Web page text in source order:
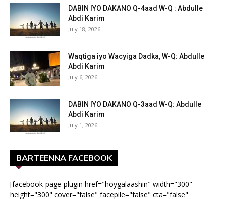
DABIN IYO DAKANO Q-4aad W-Q : Abdulle
Abdi Karim
July 18, 2026
Waqtiga iyo Wacyiga Dadka, W-Q: Abdulle
Abdi Karim
July 6, 2026
DABIN IYO DAKANO Q-3aad W-Q: Abdulle
Abdi Karim
July 1, 2026
BARTEENNA FACEBOOK
[facebook-page-plugin href="hoygalaashin" width="300"
height="300" cover="false" facepile="false" cta="false"